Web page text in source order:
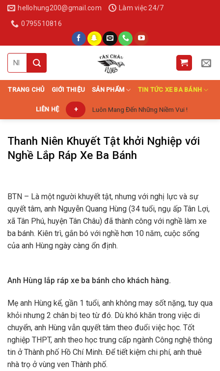
Skip
content
hellohung200@gmail.com
Làm việc 24/7
0795510816
Search
for:
TRANG CHỦ GIỚI THIỆU SẢN PHẨM TIN TỨC XE BA BÁNH
LIÊN HỆ + Luôn Mang Đến Những Niềm Vui !
Thanh Niên Khuyết Tật khởi Nghiệp với
Nghề Lắp Ráp Xe Ba Bánh
BTN – Là một người khuyết tật, nhưng với nghị lực và sự
quyết tâm, anh Nguyễn Quang Hùng (34 tuổi, ngụ ấp Tân Lợi,
xã Tân Phú, huyện Tân Châu) đã thành công với nghề làm xe
ba bánh. Kiên trì, gắn bó với nghề hơn 10 năm, cuộc sống
của anh Hùng ngày càng ổn định.
Anh Hùng lắp ráp xe ba bánh cho khách hàng.
Mẹ anh Hùng kể, gần 1 tuổi, anh không may sốt nặng, tuy qua
khỏi nhưng 2 chân bị teo từ đó. Dù khó khăn trong việc di
chuyển, anh Hùng vẫn quyết tâm theo đuổi việc học. Tốt
nghiệp THPT, anh theo học trung cấp ngành Công nghệ thông
tin ở Thành phố Hồ Chí Minh. Để tiết kiệm chi phí, anh thuê
nhà trọ ở vùng ven Thành phố.